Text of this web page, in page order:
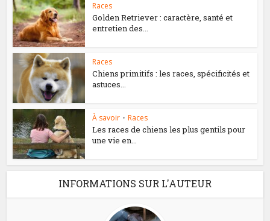
Races
Golden Retriever : caractère, santé et
entretien des...
Races
Chiens primitifs : les races, spécificités et
astuces...
À savoir • Races
Les races de chiens les plus gentils pour
une vie en...
INFORMATIONS SUR L'AUTEUR